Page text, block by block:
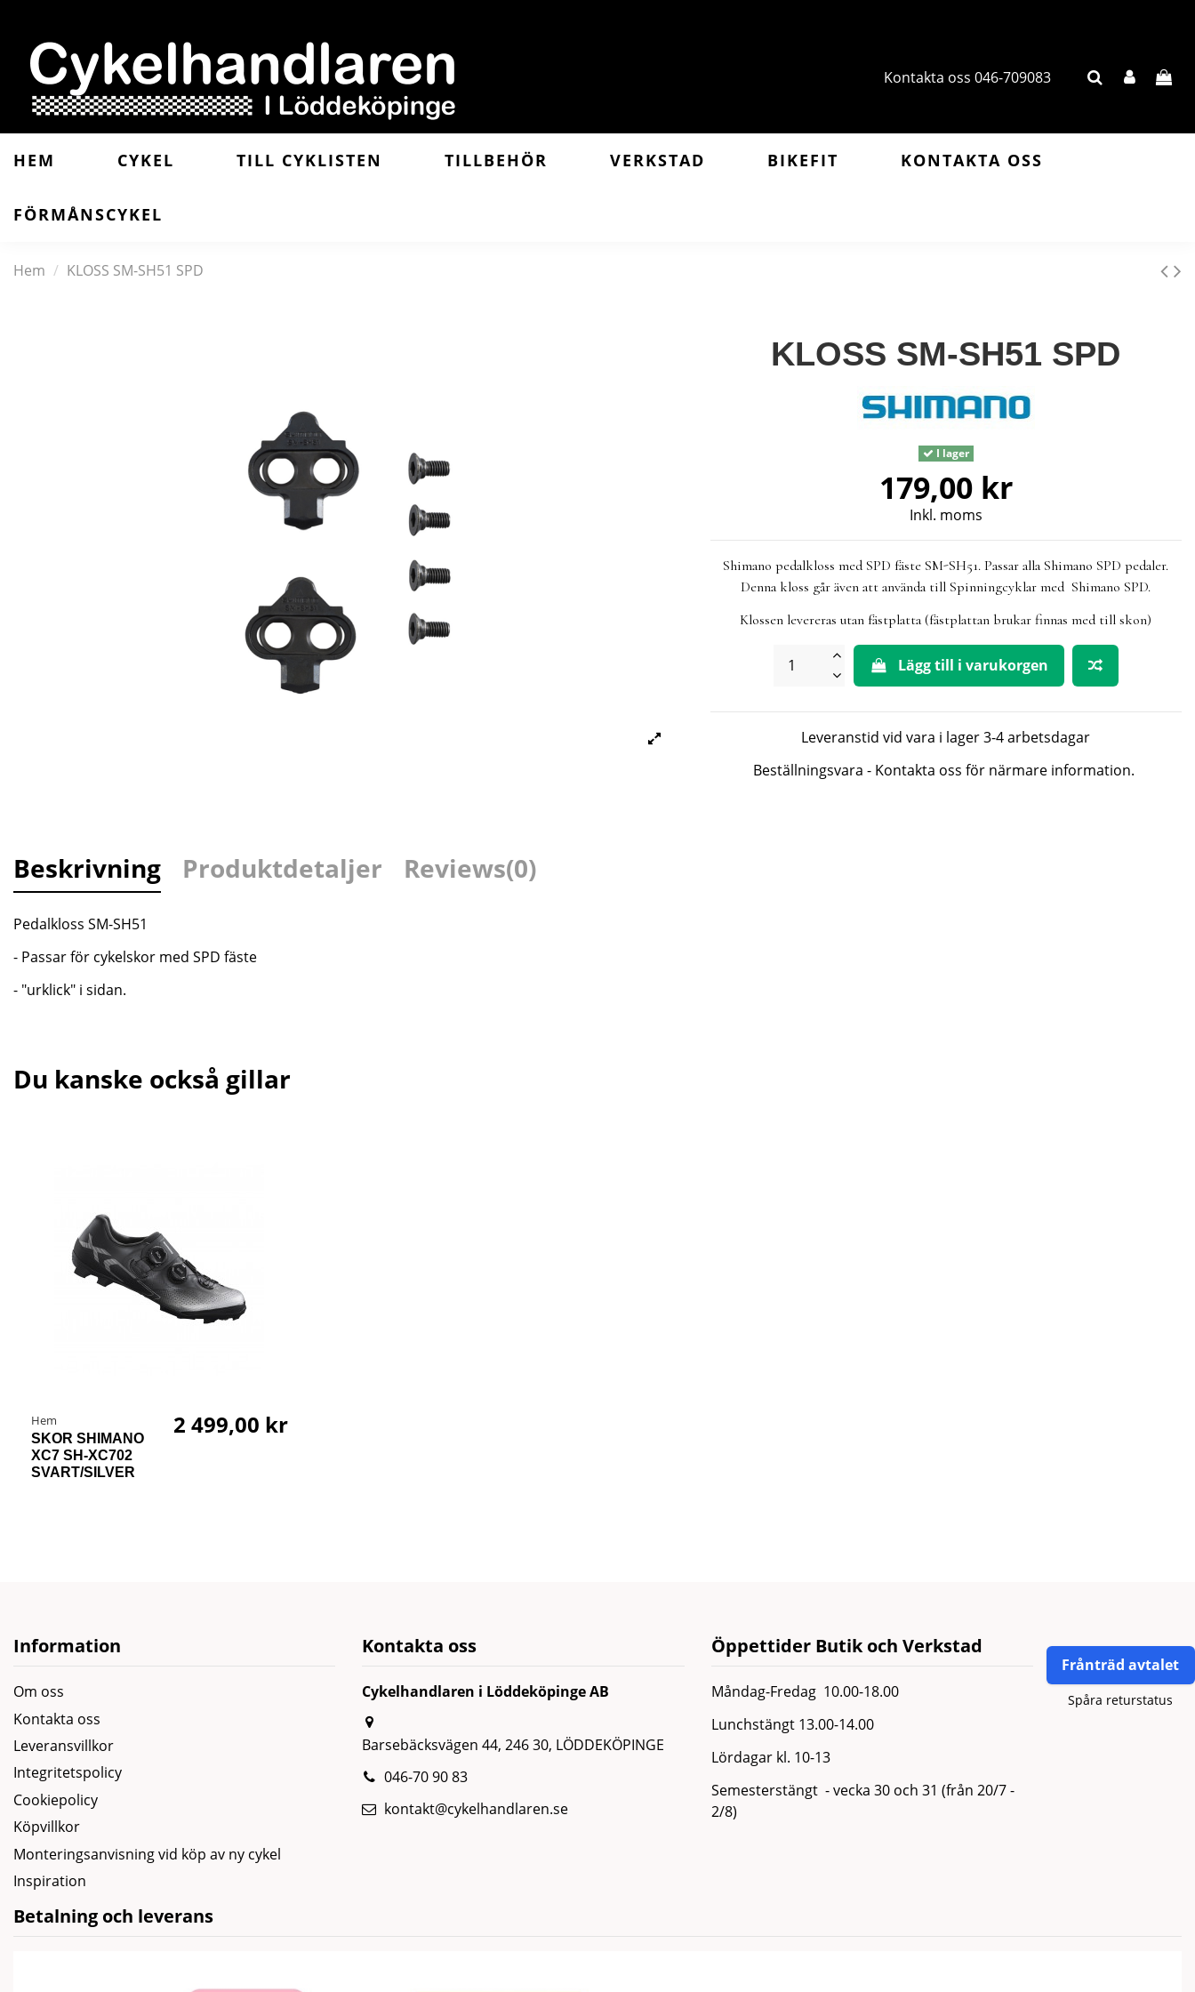
Kontakta oss 046-709083
HEM CYKEL TILL CYKLISTEN TILLBEHÖR VERKSTAD BIKEFIT KONTAKTA OSS
FÖRMÅNSCYKEL
Hem KLOSS SM-SH51 SPD
KLOSS SM-SH51 SPD
I lager
179,00 kr
Inkl. moms
Shimano pedalkloss med SPD fäste SM-SH51. Passar alla Shimano SPD pedaler.
Denna kloss går även att använda till Spinningcyklar med Shimano SPD.
Klossen levereras utan fästplatta (fästplattan brukar finnas med till skon)
Lägg till i varukorgen
Leveranstid vid vara i lager 3-4 arbetsdagar
Beställningsvara - Kontakta oss för närmare information.
Beskrivning Produktdetaljer Reviews(0)
Pedalkloss SM-SH51
- Passar för cykelskor med SPD fäste
- "urklick" i sidan.
Du kanske också gillar
Hem
SKOR SHIMANO
XC7 SH-XC702
SVART/SILVER
2 499,00 kr
Information
Om oss
Kontakta oss
Leveransvillkor
Integritetspolicy
Cookiepolicy
Köpvillkor
Monteringsanvisning vid köp av ny cykel
Inspiration
Kontakta oss
Cykelhandlaren i Löddeköpinge AB
Barsebäcksvägen 44, 246 30, LÖDDEKÖPINGE
046-70 90 83
kontakt@cykelhandlaren.se
Öppettider Butik och Verkstad
Måndag-Fredag 10.00-18.00
Lunchstängt 13.00-14.00
Lördagar kl. 10-13
Semesterstängt - vecka 30 och 31 (från 20/7 -
2/8)
Frånträd avtalet
Spåra returstatus
Betalning och leverans